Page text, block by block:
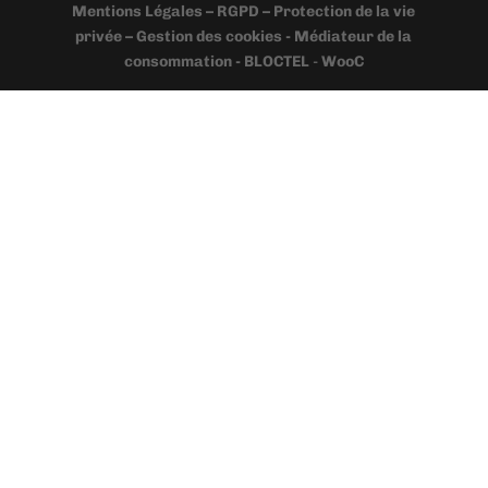
Mentions Légales – RGPD – Protection de la vie
privée – Gestion des cookies - Médiateur de la
consommation - BLOCTEL -WooC